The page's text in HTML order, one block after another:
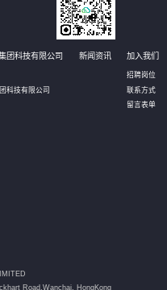
团科技有限公司
科技有限公司
新闻资讯 加入我们
招聘岗位
联系方式
留言表单
Road,Wanchai, HongKong